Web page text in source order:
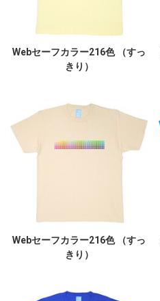
Webセーフカラー216色 （すっ
きり）
Webセーフカラー216色 （すっ
きり）